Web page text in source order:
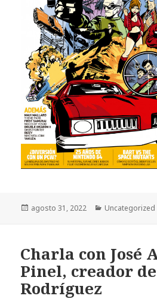
Publicado
agosto 31, 2022 Categorías
Uncategorized
Charla con José
Pinel, creador
Rodríguez